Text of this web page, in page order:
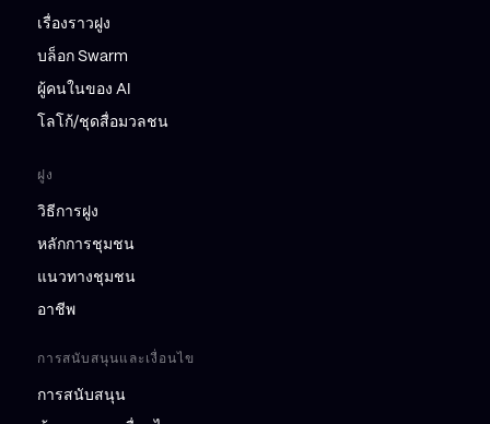
เรื่องราวฝูง
บล็อก Swarm
ผู้คนในของ AI
โลโก้/ชุดสื่อมวลชน
ฝูง
วิธีการฝูง
หลักการชุมชน
แนวทางชุมชน
อาชีพ
การสนับสนุนและเงื่อนไข
การสนับสนุน